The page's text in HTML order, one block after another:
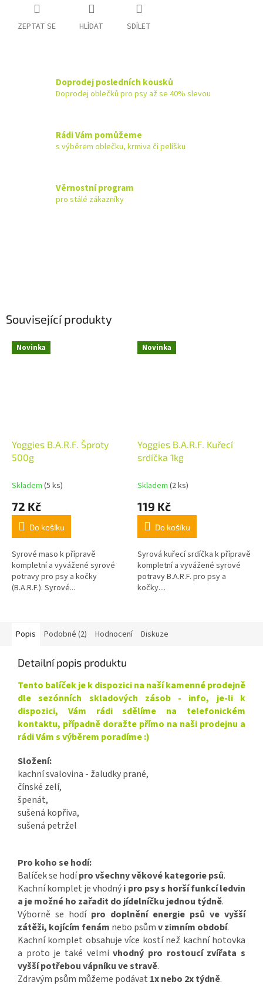
ZEPTAT SE HLÍDAT SDÍLET
Doprodej posledních kousků
Doprodej oblečků pro psy až se 40% slevou
Rádi Vám pomůžeme
s výběrem oblečku, krmiva či pelíšku
Věrnostní program
pro stálé zákazníky
Související produkty
Novinka
Yoggies B.A.R.F. Šproty
500g
Skladem (5 ks)
72 Kč
Do košíku
Syrové maso k přípravě
kompletní a vyvážené syrové
potravy pro psy a kočky
(B.A.R.F.). Syrové...
Novinka
Yoggies B.A.R.F. Kuřecí
srdíčka 1kg
Skladem (2 ks)
119 Kč
Do košíku
Syrová kuřecí srdíčka k přípravě
kompletní a vyvážené syrové
potravy B.A.R.F. pro psy a
kočky....
Popis Podobné (2) Hodnocení Diskuze
Detailní popis produktu
Tento balíček je k dispozici na naší kamenné prodejně
dle sezónních skladových zásob - info, je-li k
dispozici, Vám rádi sdělíme na telefonickém
kontaktu, případně doražte přímo na naši prodejnu a
rádi Vám s výběrem poradíme :)
Složení:
kachní svalovina - žaludky prané,
čínské zelí,
špenát,
sušená kopřiva,
sušená petržel
Pro koho se hodí:
Balíček se hodípro všechny věkové kategorie psů.
Kachní komplet je vhodnýi pro psy s horší funkcí ledvin
a je možné ho zařadit do jídelníčku jednou týdně.
Výborně se hodí pro doplnění energie psů ve vyšší
zátěži, kojícím fenám nebo psůmv zimním období.
Kachní komplet obsahuje více kostí než kachní hotovka
a proto je také velmivhodný pro rostoucí zvířata s
vyšší potřebou vápníku ve stravě.
Zdravým psům můžeme podávat 1x nebo 2x týdně.